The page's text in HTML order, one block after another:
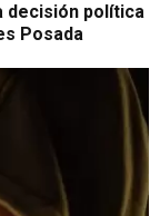
decisión política
Posada